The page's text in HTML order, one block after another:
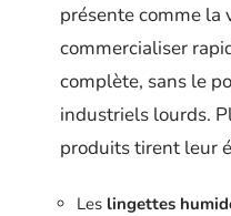
présente comme la
commercialiser
complète, sans le
industriels lourds.
produits tirent leur
Les lingettes